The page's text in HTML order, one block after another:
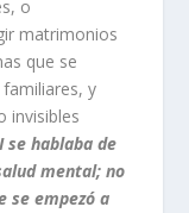
o
matrimonios
que se
y
invisibles
se hablaba de
mental; no
se empezó a